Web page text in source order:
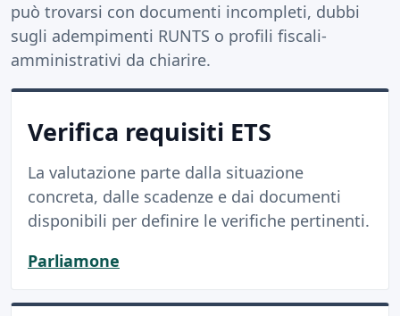
può trovarsi con documenti incompleti, dubbi
sugli adempimenti RUNTS o profili fiscali-
amministrativi da chiarire.
Verifica requisiti ETS
La valutazione parte dalla situazione
concreta, dalle scadenze e dai documenti
disponibili per definire le verifiche pertinenti.
Parliamone